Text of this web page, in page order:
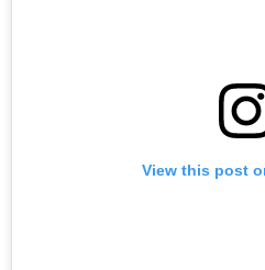
View this post